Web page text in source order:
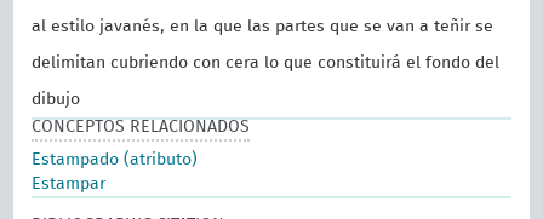
al estilo javanés, en la que las partes que se van a teñir se
delimitan cubriendo con cera lo que constituirá el fondo del
dibujo
CONCEPTOS RELACIONADOS
Estampado (atributo)
Estampar